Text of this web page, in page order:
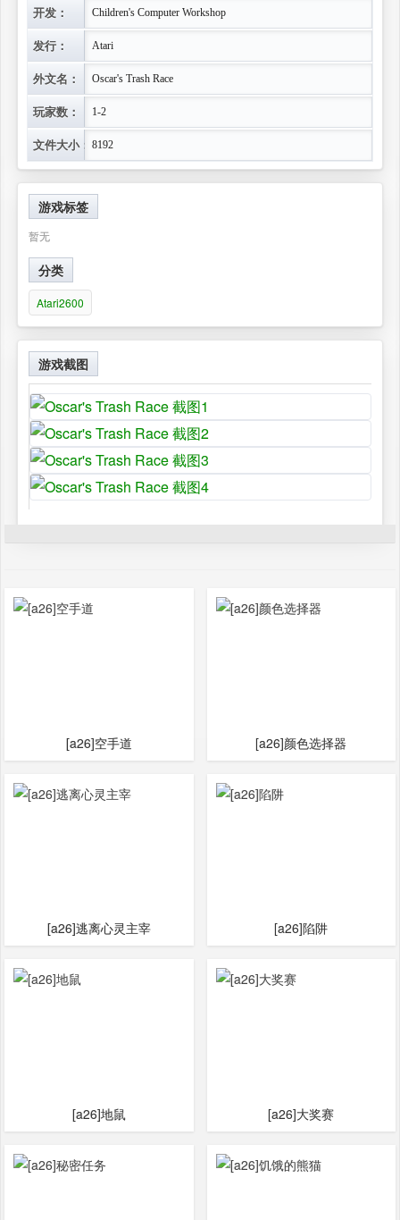
开发： Children's Computer Workshop
发行： Atari
外文名： Oscar's Trash Race
玩家数： 1-2
文件大小： 8192
游戏标签
暂无
分类
Atari2600
游戏截图
[a26]空手道 [a26]颜色选择器
[a26]逃离心灵主宰 [a26]陷阱
[a26]地鼠 [a26]大奖赛